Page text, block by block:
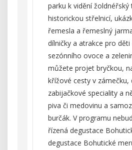
parku k vidění žoldnéřský
historickou střelnicí,
řemesla a řemeslný
dílničky a atrakce pro děti
sezónního ovoce a
můžete projet bryčkou,
křížové cesty v zámečku,
zabijačkové speciality a
piva či medovinu a
burčák. V programu
řízená degustace
degustace Bohutické